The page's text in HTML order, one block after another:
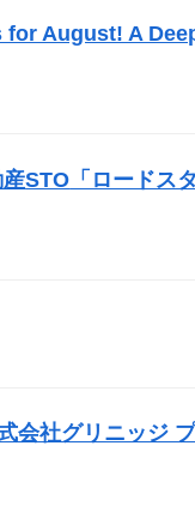
August! A
STO 「ロードス
会社グリニッジ